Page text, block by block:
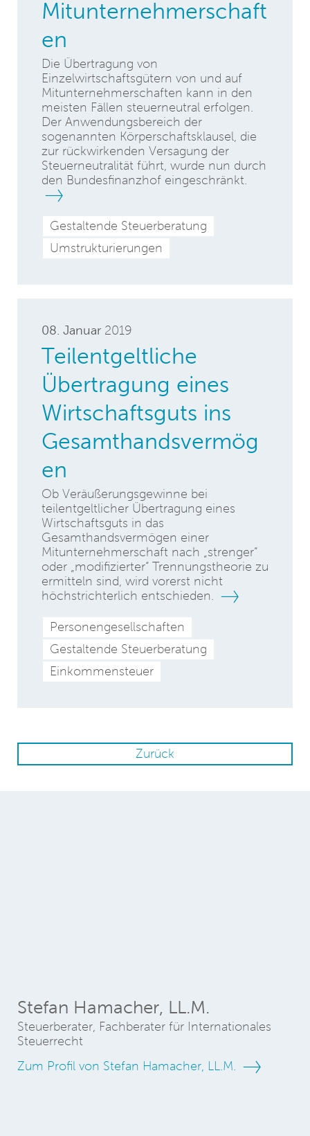
Mitunternehmerschaft
en
Die Übertragung von
Einzelwirtschaftsgütern von und auf
Mitunternehmerschaften kann in den
meisten Fällen steuerneutral erfolgen.
Der Anwendungsbereich der
sogenannten Körperschaftsklausel, die
zur rückwirkenden Versagung der
Steuerneutralität führt, wurde nun durch
den Bundesfinanzhof eingeschränkt.
Gestaltende Steuerberatung
Umstrukturierungen
08. Januar 2019
Teilentgeltliche
Übertragung eines
Wirtschaftsguts ins
Gesamthandsvermög
en
Ob Veräußerungsgewinne bei
teilentgeltlicher Übertragung eines
Wirtschaftsguts in das
Gesamthandsvermögen einer
Mitunternehmerschaft nach „strenger“
oder „modifizierter“ Trennungstheorie zu
ermitteln sind, wird vorerst nicht
höchstrichterlich entschieden.
Personengesellschaften
Gestaltende Steuerberatung
Einkommensteuer
Zurück
Stefan Hamacher, LL.M.
Steuerberater, Fachberater für Internationales
Steuerrecht
Zum Profil von Stefan Hamacher, LL.M.